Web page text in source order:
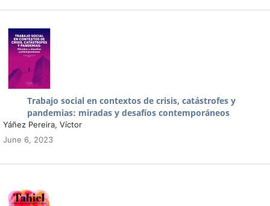
Trabajo social en contextos de crisis, catástrofes y
pandemias: miradas y desafíos contemporáneos
Yáñez Pereira, Víctor
June 6, 2023